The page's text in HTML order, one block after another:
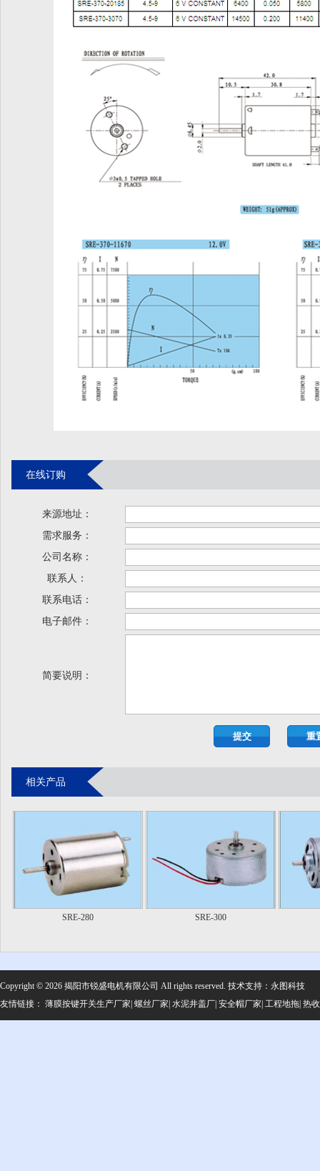
在线订购
来源地址：
需求服务：
公司名称：
联系人：
联系电话：
电子邮件：
简要说明：
相关产品
SRE-280 SRE-300
Copyright © 2026 揭阳市锐盛电机有限公司 All rights reserved. 技术支持： 永图科技
友情链接： 薄膜按键开关生产厂家 螺丝厂家 水泥井盖厂 安全帽厂家 工程地拖 热